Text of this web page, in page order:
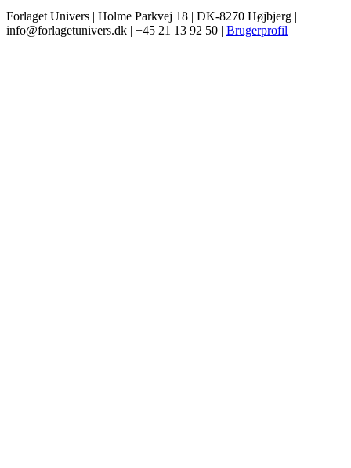
Forlaget Univers | Holme Parkvej 18 | DK-8270 Højbjerg |
info@forlagetunivers.dk | +45 21 13 92 50 | Brugerprofil